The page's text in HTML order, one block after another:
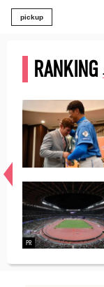
pickup
RANKING
常
PR